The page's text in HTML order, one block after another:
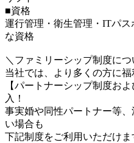
■資格
運行管理・衛生管理・ITパ
な資格
＼ファミリーシップ制度につ
当社では、より多くの方に福
【パートナーシップ制度お
入！
事実婚や同性パートナー等
い場合も
下記制度をご利用いただけま